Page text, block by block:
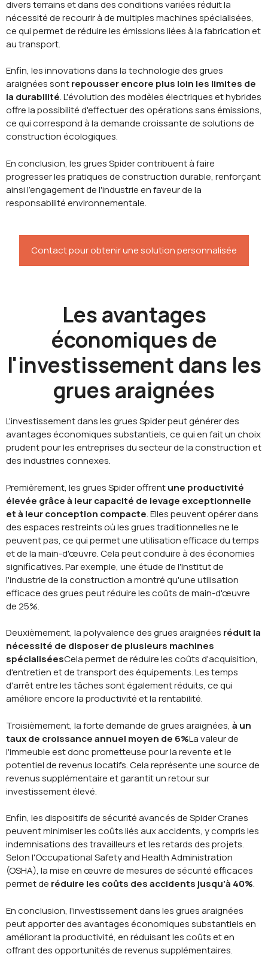
divers terrains et dans des conditions variées réduit la
nécessité de recourir à de multiples machines spécialisées,
ce qui permet de réduire les émissions liées à la fabrication et
au transport.
Enfin, les innovations dans la technologie des grues
araignées sontrepousser encore plus loin les limites de
la durabilité. L'évolution des modèles électriques et hybrides
offre la possibilité d'effectuer des opérations sans émissions,
ce qui correspond à la demande croissante de solutions de
construction écologiques.
En conclusion, les grues Spider contribuent à faire
progresser les pratiques de construction durable, renforçant
ainsi l'engagement de l'industrie en faveur de la
responsabilité environnementale.
Contact pour obtenir une solution personnalisée
Les avantages
économiques de
l'investissement dans les
grues araignées
L'investissement dans les grues Spider peut générer des
avantages économiques substantiels, ce qui en fait un choix
prudent pour les entreprises du secteur de la construction et
des industries connexes.
Premièrement, les grues Spider offrentune productivité
élevée grâce à leur capacité de levage exceptionnelle
et à leur conception compacte. Elles peuvent opérer dans
des espaces restreints où les grues traditionnelles ne le
peuvent pas, ce qui permet une utilisation efficace du temps
et de la main-d'œuvre. Cela peut conduire à des économies
significatives. Par exemple, une étude de l'Institut de
l'industrie de la construction a montré qu'une utilisation
efficace des grues peut réduire les coûts de main-d'œuvre
de 25%.
Deuxièmement, la polyvalence des grues araignées réduit la
nécessité de disposer de plusieurs machines
spécialiséesCela permet de réduire les coûts d'acquisition,
d'entretien et de transport des équipements. Les temps
d'arrêt entre les tâches sont également réduits, ce qui
améliore encore la productivité et la rentabilité.
Troisièmement, la forte demande de grues araignées, à un
taux de croissance annuel moyen de 6%La valeur de
l'immeuble est donc prometteuse pour la revente et le
potentiel de revenus locatifs. Cela représente une source de
revenus supplémentaire et garantit un retour sur
investissement élevé.
Enfin, les dispositifs de sécurité avancés de Spider Cranes
peuvent minimiser les coûts liés aux accidents, y compris les
indemnisations des travailleurs et les retards des projets.
Selon l'Occupational Safety and Health Administration
(OSHA), la mise en œuvre de mesures de sécurité efficaces
permet de réduire les coûts des accidents jusqu'à 40%.
En conclusion, l'investissement dans les grues araignées
peut apporter des avantages économiques substantiels en
améliorant la productivité, en réduisant les coûts et en
offrant des opportunités de revenus supplémentaires.